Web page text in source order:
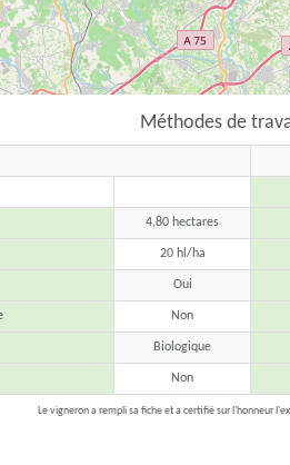
Méthodes de
4,80 hectares
20 hl/ha
Oui
Non
Biologique
Non
Le vigneron a rempli sa fiche et a certifié sur l'honneur